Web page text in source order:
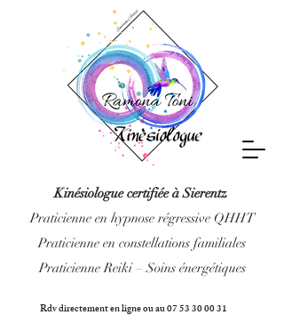
Kinésiologue certifiée à Sierentz
Praticienne en hypnose régressive QHHT
Praticienne en constellations familiales
Praticienne Reiki – Soins énergétiques
Rdv directement en ligne ou au07 53 30 00 31